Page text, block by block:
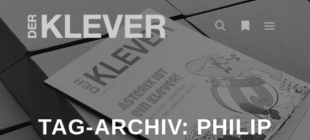
TAG-ARCHIV:PHILIP